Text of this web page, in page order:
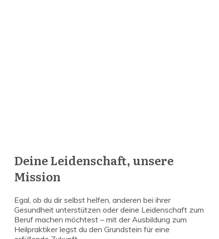
Deine Leidenschaft, unsere
Mission
Egal, ob du dir selbst helfen, anderen bei ihrer
Gesundheit unterstützen oder deine Leidenschaft zum
Beruf machen möchtest – mit der Ausbildung zum
Heilpraktiker legst du den Grundstein für eine